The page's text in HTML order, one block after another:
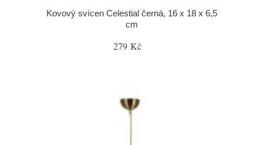
Kovový svícen Celestial černá, 16 x 18 x 6,5
cm
279 Kč